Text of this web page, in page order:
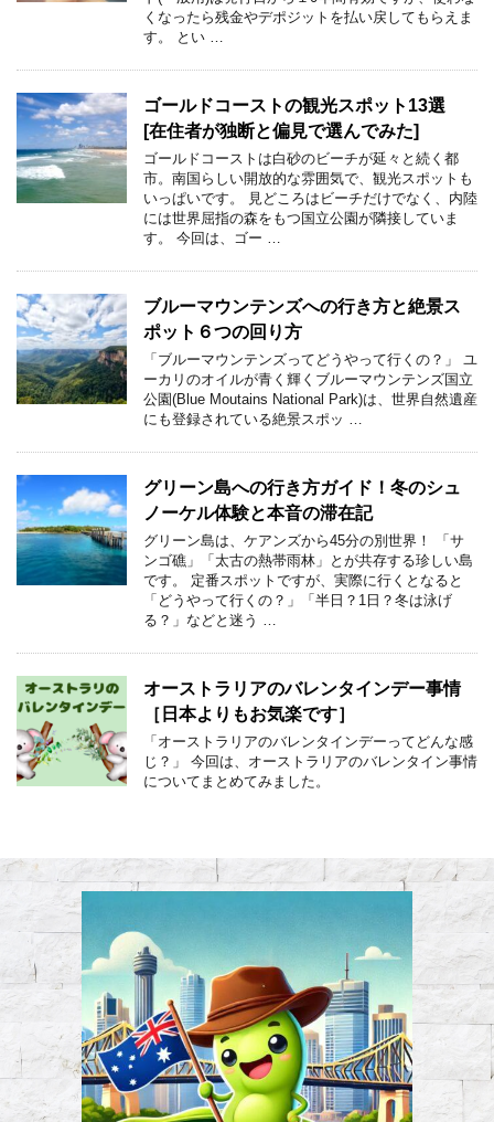
くなったら残金やデポジットを払い戻してもらえま
す。 とい …
ゴールドコーストの観光スポット13選
[在住者が独断と偏見で選んでみた]
ゴールドコーストは白砂のビーチが延々と続く都
市。南国らしい開放的な雰囲気で、観光スポットも
いっぱいです。 見どころはビーチだけでなく、内陸
には世界屈指の森をもつ国立公園が隣接していま
す。 今回は、ゴー …
ブルーマウンテンズへの行き方と絶景ス
ポット６つの回り方
「ブルーマウンテンズってどうやって行くの？」 ユ
ーカリのオイルが青く輝くブルーマウンテンズ国立
公園(Blue Moutains National Park)は、世界自然遺産
にも登録されている絶景スポッ …
グリーン島への行き方ガイド！冬のシュ
ノーケル体験と本音の滞在記
グリーン島は、ケアンズから45分の別世界！ 「サ
ンゴ礁」「太古の熱帯雨林」とが共存する珍しい島
です。 定番スポットですが、実際に行くとなると
「どうやって行くの？」「半日？1日？冬は泳げ
る？」などと迷う …
オーストラリアのバレンタインデー事情
［日本よりもお気楽です］
「オーストラリアのバレンタインデーってどんな感
じ？」 今回は、オーストラリアのバレンタイン事情
についてまとめてみました。